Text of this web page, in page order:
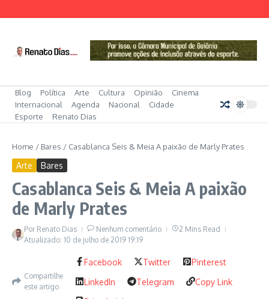
Blog Política Arte Cultura Opinião
Cinema
Internacional
Agenda Nacional
Cidade
Esporte
Renato Dias
Home / Bares / Casablanca Seis & Meia A paixão de Marly Prates
Arte Bares
Casablanca Seis & Meia A paixão
de Marly Prates
Por Renato Dias Nenhum comentário
2 Mins Read
Atualizado: 10 de julho de 2019 19:19
Compartilhe
este artigo
Facebook Twitter
Pinterest
LinkedIn
Telegram
Copy Link